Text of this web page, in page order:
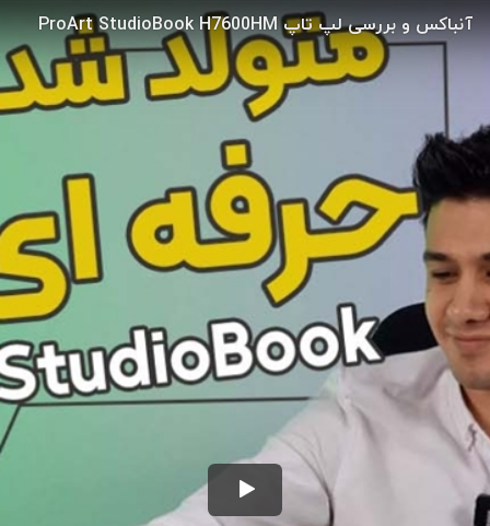
آنباکس و بررسی لپ تاپ ProArt StudioBook H7600HM